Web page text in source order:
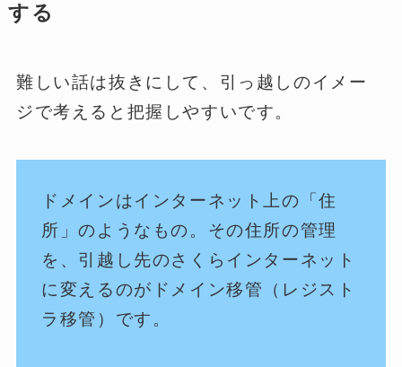
する
難しい話は抜きにして、引っ越しのイメー
ジで考えると把握しやすいです。
ドメインはインターネット上の「住
所」のようなもの。その住所の管理
を、引越し先のさくらインターネット
に変えるのがドメイン移管（レジスト
ラ移管）です。